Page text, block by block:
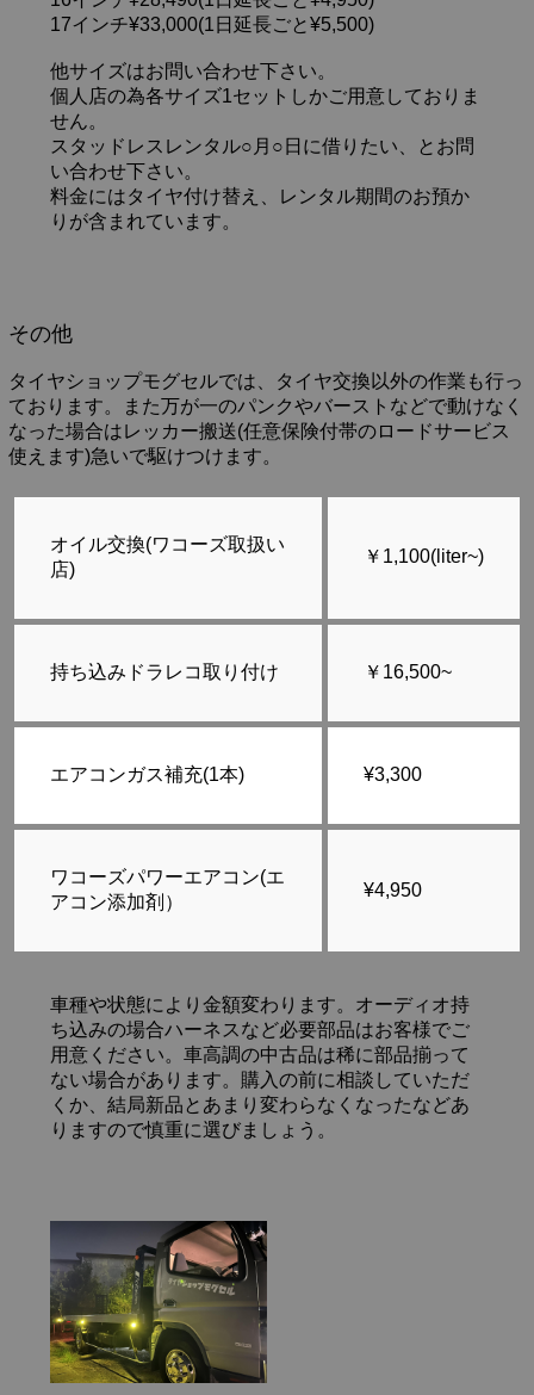
17インチ¥33,000(1日延長ごと¥5,500)
他サイズはお問い合わせ下さい。
個人店の為各サイズ1セットしかご用意しておりま
せん。
スタッドレスレンタル○月○日に借りたい、とお問
い合わせ下さい。
料金にはタイヤ付け替え、レンタル期間のお預か
りが含まれています。
その他
タイヤショップモグセルでは、タイヤ交換以外の作業も行っ
ております。また万が一のパンクやバーストなどで動けなく
なった場合はレッカー搬送(任意保険付帯のロードサービス
使えます)急いで駆けつけます。
オイル交換(ワコーズ取扱い
店)
￥1,100(liter~)
持ち込みドラレコ取り付け ￥16,500~
エアコンガス補充(1本) ¥3,300
ワコーズパワーエアコン(エ
アコン添加剤）
¥4,950
車種や状態により金額変わります。オーディオ持
ち込みの場合ハーネスなど必要部品はお客様でご
用意ください。車高調の中古品は稀に部品揃って
ない場合があります。購入の前に相談していただ
くか、結局新品とあまり変わらなくなったなどあ
りますので慎重に選びましょう。